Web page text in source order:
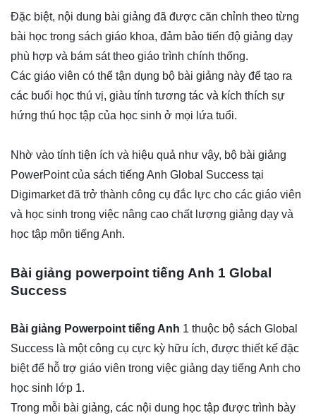
Đặc biệt, nội dung bài giảng đã được căn chỉnh theo từng
bài học trong sách giáo khoa, đảm bảo tiến độ giảng dạy
phù hợp và bám sát theo giáo trình chính thống.
Các giáo viên có thể tận dụng bộ bài giảng này để tạo ra
các buổi học thú vị, giàu tính tương tác và kích thích sự
hứng thú học tập của học sinh ở mọi lứa tuổi.
Nhờ vào tính tiện ích và hiệu quả như vậy, bộ bài giảng
PowerPoint của sách tiếng Anh Global Success tại
Digimarketđã trở thành công cụ đắc lực cho các giáo viên
và học sinh trong việc nâng cao chất lượng giảng dạy và
học tập môn tiếng Anh.
Bài giảng powerpoint tiếng Anh 1 Global
Success
Bài giảng Powerpoint tiếng Anh 1 thuộc bộ sách Global
Success là một công cụ cực kỳ hữu ích, được thiết kế đặc
biệt để hỗ trợ giáo viên trong việc giảng dạy tiếng Anh cho
học sinh lớp 1.
Trong mỗi bài giảng, các nội dung học tập được trình bày